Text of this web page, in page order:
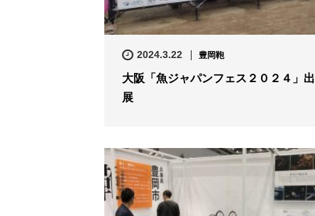
2024.3.22 豊岡鞄
大阪「魚ジャパンフェス２０２４」出
展